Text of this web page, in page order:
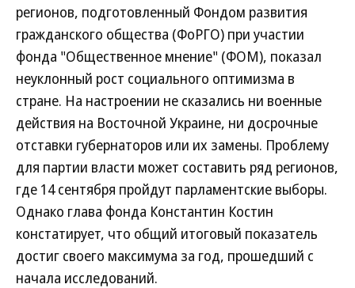
регионов, подготовленный Фондом развития
гражданского общества (ФоРГО) при участии
фонда "Общественное мнение" (ФОМ), показал
неуклонный рост социального оптимизма в
стране. На настроении не сказались ни военные
действия на Восточной Украине, ни досрочные
отставки губернаторов или их замены. Проблему
для партии власти может составить ряд регионов,
где 14 сентября пройдут парламентские выборы.
Однако глава фонда Константин Костин
констатирует, что общий итоговый показатель
достиг своего максимума за год, прошедший с
начала исследований.